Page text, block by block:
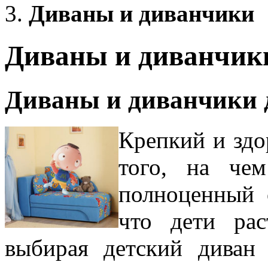
Диваны и диванчики
Диваны и
Диваны и диванчики
Крепкий и
того, на
полноценный
что дети
выбирая детский